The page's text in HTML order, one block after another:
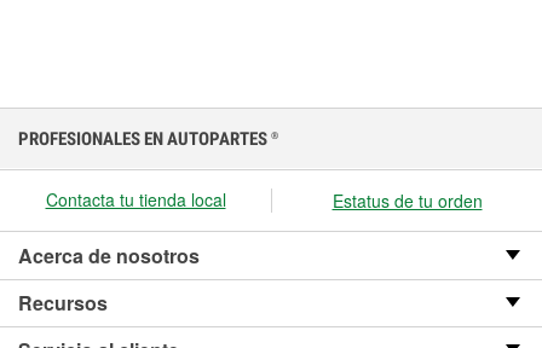
PROFESIONALES EN AUTOPARTES ®
Contacta tu tienda local Estatus de tu orden
Acerca de nosotros
Recursos